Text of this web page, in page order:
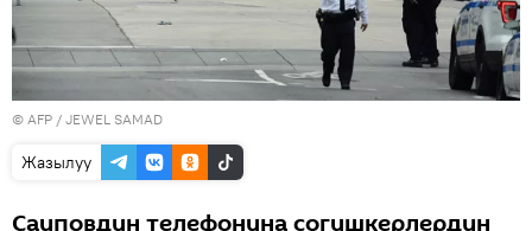
© AFP / JEWEL SAMAD
Жазылуу
Саиповдун телефонуна согушкерлердин